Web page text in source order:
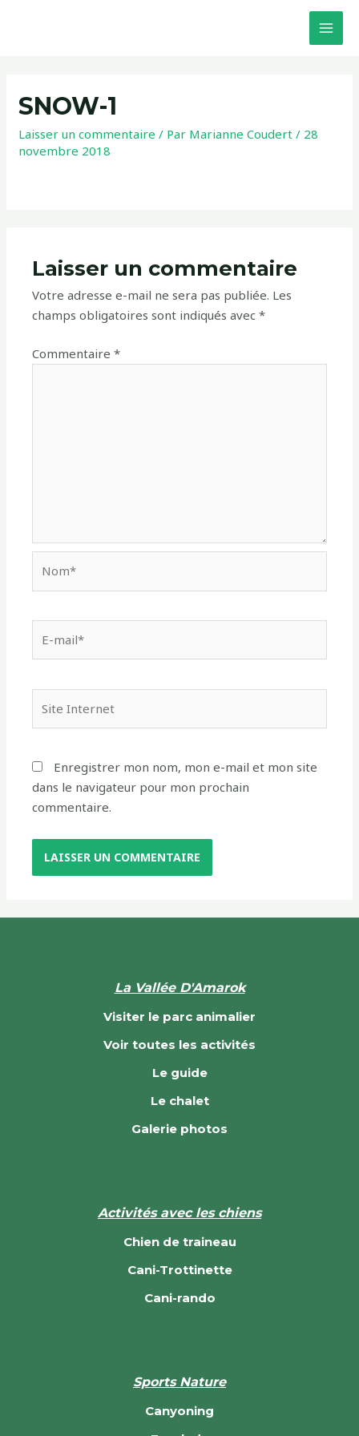
SNOW-1
Laisser un commentaire / Par Marianne Coudert/ 28
novembre 2018
Laisser un commentaire
Votre adresse e-mail ne sera pas publiée. Les
champs obligatoires sont indiqués avec*
Commentaire*
Enregistrer mon nom, mon e-mail et mon site
dans le navigateur pour mon prochain
commentaire.
La Vallée D'Amarok
Visiter le parc animalier
Voir toutes les activités
Le guide
Le chalet
Galerie photos
Activités avec les chiens
Chien de traineau
Cani-Trottinette
Cani-rando
Sports Nature
Canyoning